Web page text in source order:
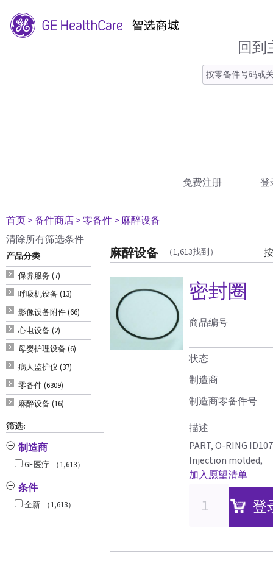
回到
免费注册 登
首页 > 备件商店 > 零备件 > 麻醉设备
清除所有筛选条件
产品分类
保养服务 (7)
呼吸机设备 (13)
影像设备附件 (66)
心电设备 (2)
母婴护理设备 (6)
病人监护仪 (37)
零备件 (6309)
麻醉设备 (16)
筛选:
制造商
GE医疗 （1,613）
条件
全新 （1,613）
麻醉设备 （1,613找到）
密封圈
商品编号
状态
制造商
制造商零备件号
描述
PART, O-RING
Injection molded,
加入愿望清单
登